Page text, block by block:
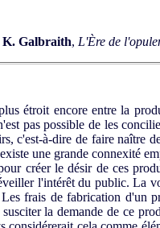
K. Galbraith, L'Ère de
étroit encore entre la
pas possible de les
c'est-à-dire de faire naître
une grande connexité
créer le désir de ces
l'intérêt du public. La
frais de fabrication d'un
susciter la demande de ce